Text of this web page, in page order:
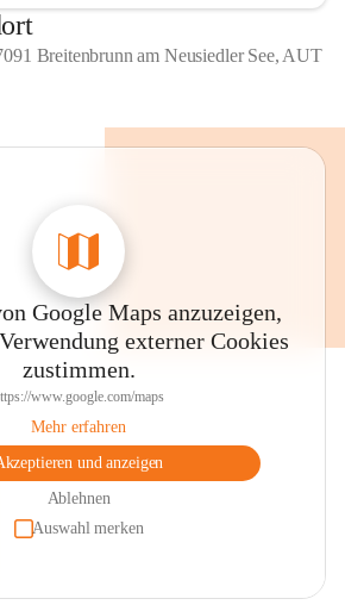
Breitenbrunn am Neusiedler See, AUT
Google Maps anzuzeigen,
externer Cookies
zustimmen.
www.google.com/maps
Mehr erfahren
und anzeigen
Ablehnen
Auswahl merken